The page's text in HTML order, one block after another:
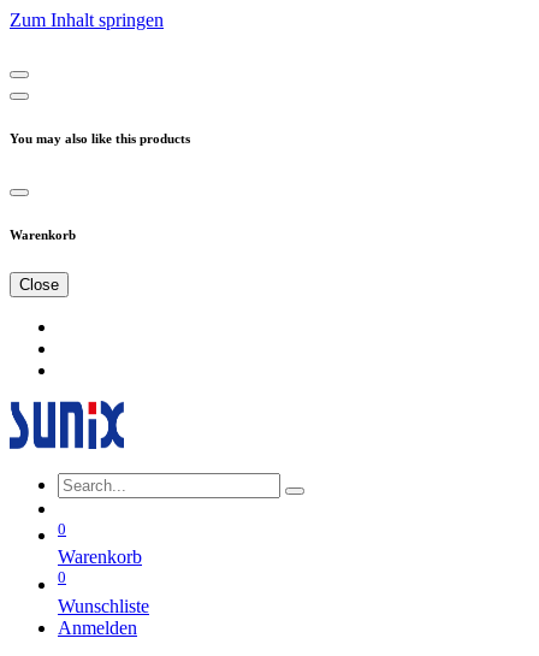
Zum Inhalt springen
You may also like this products
Warenkorb
Close
0
Warenkorb
0
Wunschliste
Anmelden